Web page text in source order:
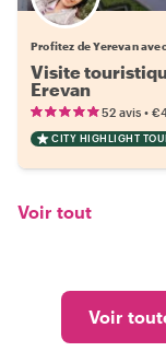
Profitez de Yerevan
Visite
Erevan
52 avis •
CITY HIGHLIGHT
Voir tout
Voir